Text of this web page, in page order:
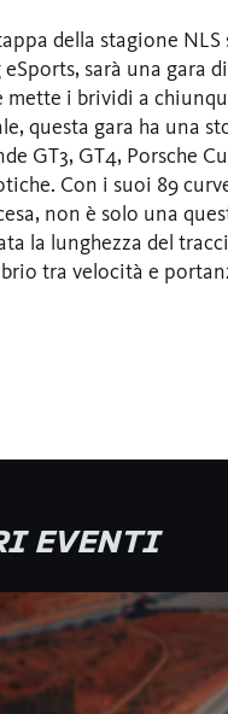
della stagione
sarà una gara
mette i brividi a
questa gara ha una
GT3, GT4, Porsche
Con i suoi 89
non è solo una
la lunghezza del
tra velocità e
EVENTI